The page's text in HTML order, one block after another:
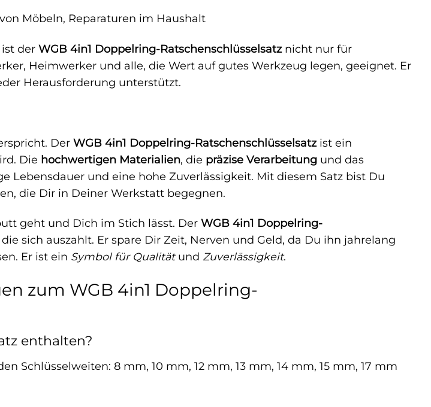
Möbeln, Reparaturen im Haushalt
der WGB 4in1 Doppelring-Ratschenschlüsselsatznicht nur für
Heimwerker und alle, die Wert auf gutes Werkzeug legen, geeignet. Er
Herausforderung unterstützt.
Der WGB 4in1 Doppelring-Ratschenschlüsselsatzist ein
Die hochwertigen Materialien, die präzise Verarbeitung und das
Lebensdauer und eine hohe Zuverlässigkeit. Mit diesem Satz bist Du
die Dir in Deiner Werkstatt begegnen.
geht und Dich im Stich lässt. Der WGB 4in1 Doppelring-
sich auszahlt. Er spare Dir Zeit, Nerven und Geld, da Du ihn jahrelang
Er ist ein Symbol für Qualitätund Zuverlässigkeit.
zum WGB 4in1 Doppelring-
enthalten?
Schlüsselweiten: 8 mm, 10 mm, 12 mm, 13 mm, 14 mm, 15 mm, 17 mm